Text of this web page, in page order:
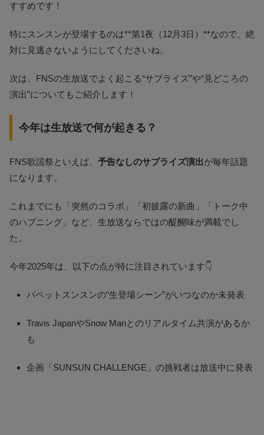
すすめです！
特にスンスンが登場するのは**第1夜（12月3日）**なので、絶
対に見逃さないようにしてくださいね。
次は、FNSの生放送でよく起こる“サプライズ”や“見どころの
演出”についてもご紹介します！
今年は生放送で何が起きる？
FNS歌謡祭といえば、 予告なしのサプライズ演出が毎年話題
になります。
これまでにも「突然のコラボ」「初披露の新曲」「トーク中
のハプニング」など、生放送ならではの醍醐味が満載でし
た。
今年2025年は、以下の点が特に注目されています👇
パペットスンスンの“生登場シーン”がいつなのか未発表
Travis JapanやSnow Manとのリアルタイム共演があるか
も
企画「SUNSUN CHALLENGE」の挑戦者は放送中に発表